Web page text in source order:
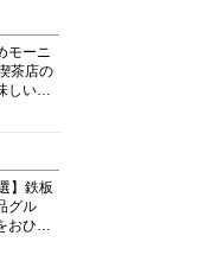
モーニ
茶店の
しい喫
】鉄板
グル
おひと